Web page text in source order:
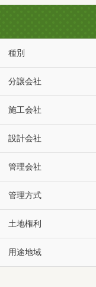
種別
分譲会社
施工会社
設計会社
管理会社
管理方式
土地権利
用途地域